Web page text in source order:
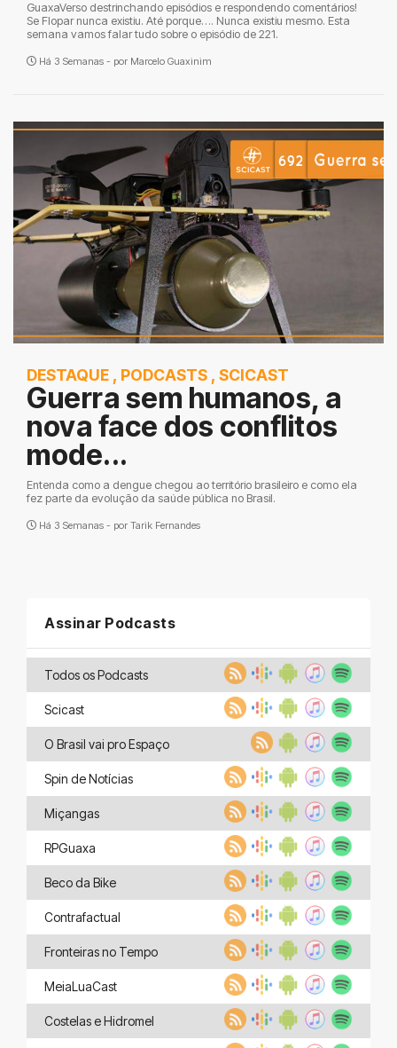
GuaxaVerso destrinchando episódios e respondendo comentários!
Se Flopar nunca existiu. Até porque…. Nunca existiu mesmo. Esta
semana vamos falar tudo sobre o episódio de 221.
Há 3 Semanas - por Marcelo Guaxinim
DESTAQUE , PODCASTS , SCICAST
Guerra sem humanos, a
nova face dos conflitos
mode...
Entenda como a dengue chegou ao território brasileiro e como ela
fez parte da evolução da saúde pública no Brasil.
Há 3 Semanas - por Tarik Fernandes
Assinar Podcasts
Todos os Podcasts
Scicast
O Brasil vai pro Espaço
Spin de Notícias
Miçangas
RPGuaxa
Beco da Bike
Contrafactual
Fronteiras no Tempo
MeiaLuaCast
Costelas e Hidromel